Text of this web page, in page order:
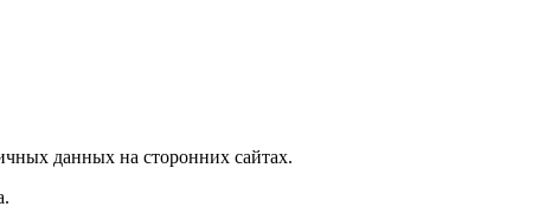
данных на сторонних сайтах.